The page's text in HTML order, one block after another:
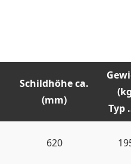
Schildhöhe ca.
(mm)
Typ
620